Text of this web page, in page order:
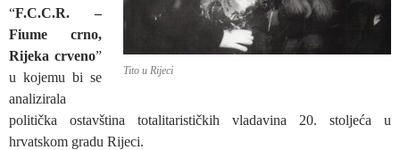
Tito u Rijeci
“F.C.C.R. –
Fiume crno,
Rijeka crveno”
u kojemu bi se
analizirala
politička ostavština totalitarističkih vladavina 20. stoljeća u
hrvatskom gradu Rijeci.